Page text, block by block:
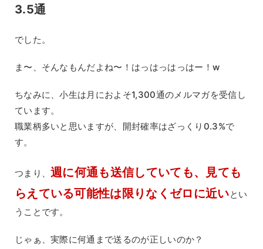
3.5通
でした。
ま〜、そんなもんだよね〜！はっはっはっはー！w
ちなみに、小生は月におよそ1,300通のメルマガを受信し
ています。
職業柄多いと思いますが、開封確率はざっくり0.3%で
す。
つまり、週に何通も送信していても、見ても
らえている可能性は限りなくゼロに近いとい
うことです。
じゃぁ、実際に何通まで送るのが正しいのか？